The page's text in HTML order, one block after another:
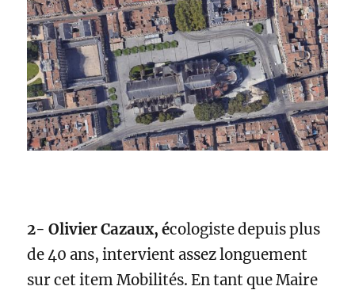
2- Olivier Cazaux, écologiste depuis plus
de 40 ans, intervient assez longuement
sur cet item Mobilités. En tant que Maire